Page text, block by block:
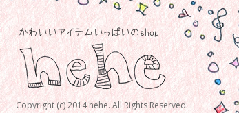
Copyright (c) 2014 hehe. All Rights Reserved.